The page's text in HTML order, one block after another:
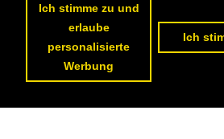
Ich stimme zu und
erlaube
personalisierte
Werbung
Ich